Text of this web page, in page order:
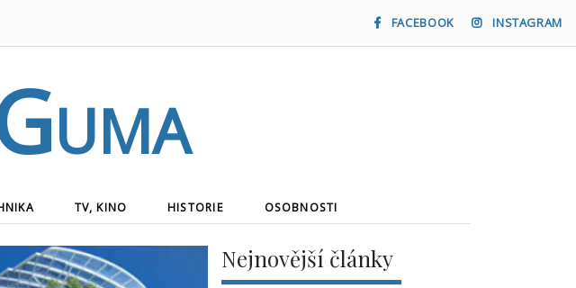
FACEBOOK INSTAGRAM
TV, KINO HISTORIE OSOBNOSTI
Nejnovější články